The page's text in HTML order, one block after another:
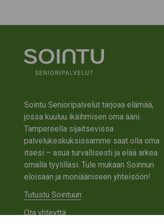
Sointu Senioripalvelut tarjoaa elämää,
jossa kuuluu ikäihmisen oma ääni.
Tampereella sijaitsevissa
palvelukeskuksissamme saat olla oma
itsesi – asua turvallisesti ja elää arkea
omalla tyylilläsi. Tule mukaan Soinnun
eloisaan ja moniääniseen yhteisöön!
Tutustu Sointuun
Ota yhteyttä